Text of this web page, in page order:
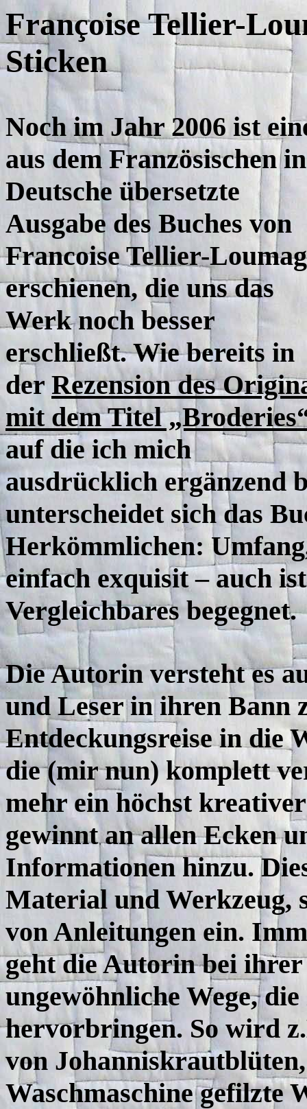
Françoise Tellier-
Sticken
Noch im Jahr 2006 ist
aus dem Französischen
Deutsche übersetzte
Ausgabe des Buches von
Francoise Tellier-
erschienen, die uns das
Werk noch besser
erschließt. Wie bereits in
derRezension des
mit dem Titel
auf die ich mich
ausdrücklich ergänzend
unterscheidet sich das
Herkömmlichen:
einfach exquisit – auch
Vergleichbares begegnet.
Die Autorin versteht es
und Leser in ihren Bann
Entdeckungsreise in die
die (mir nun) komplett
mehr ein höchst
gewinnt an allen Ecken
Informationen hinzu.
Material und Werkzeug,
von Anleitungen ein.
geht die Autorin bei
ungewöhnliche Wege,
hervorbringen. So wird
von
Waschmaschine gefilzte